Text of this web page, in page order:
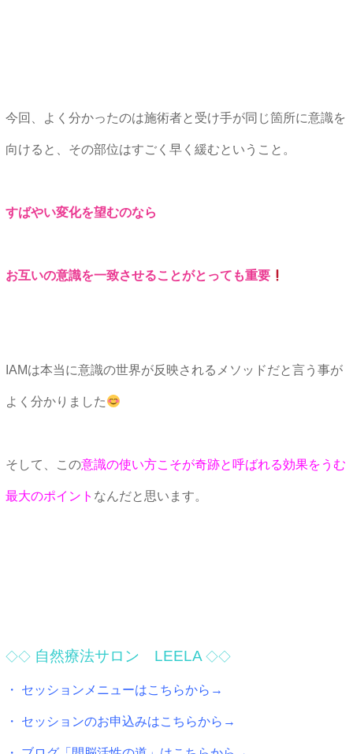
今回、よく分かったのは施術者と受け手が同じ箇所に意識を
向けると、その部位はすごく早く緩むということ。
すばやい変化を望むのなら
お互いの意識を一致させることがとっても重要
IAMは本当に意識の世界が反映されるメソッドだと言う事が
よく分かりました
そして、この意識の使い方こそが奇跡と呼ばれる効果をうむ
最大のポイント なんだと思います。
◇◇自然療法サロン LEELA ◇◇
・ セッションメニューはこちらから→
・ セッションのお申込みはこちらから→